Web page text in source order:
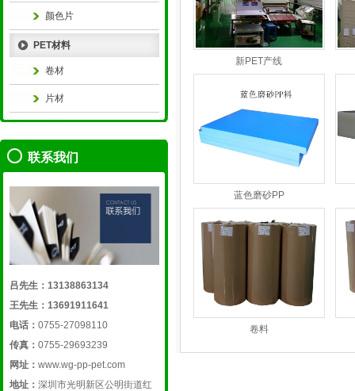
颜色片
PET材料
卷材
片材
联系我们
吕先生：13138863134
王先生：13691911641
电话： 0755-27098110
传真： 0755-29693239
网址： www.wg-pp-pet.com
地址： 深圳市光明新区公明街道红
新PET产线
蓝色磨砂PP
卷料